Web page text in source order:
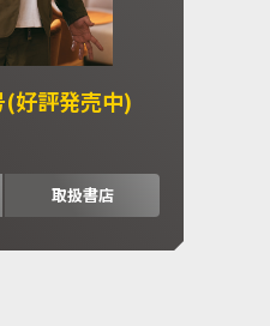
好評発売中)
取扱書店